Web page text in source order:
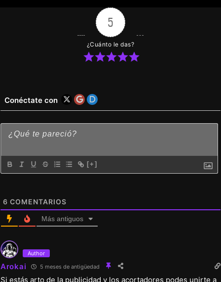
Se ha añadido la traducción al chino del
capítulo 2 al episodio 1
MBML (Capítulo 1 – Episodio 4) – Versión
Etiquetas de rol/relación eliminadas
Pequeños ajustes de diálogo
Compatibilidad con proveedores de servicios
5
¿Cuánto le das?
Conéctate con
[+]
6 COMENTARIOS
Más antiguos
Author
Arokai 5 meses de antigüedad
Si estás arto de la publicidad y los acortadores podes unirte a